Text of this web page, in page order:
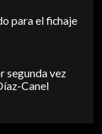
para el fichaje
segunda vez
Canel